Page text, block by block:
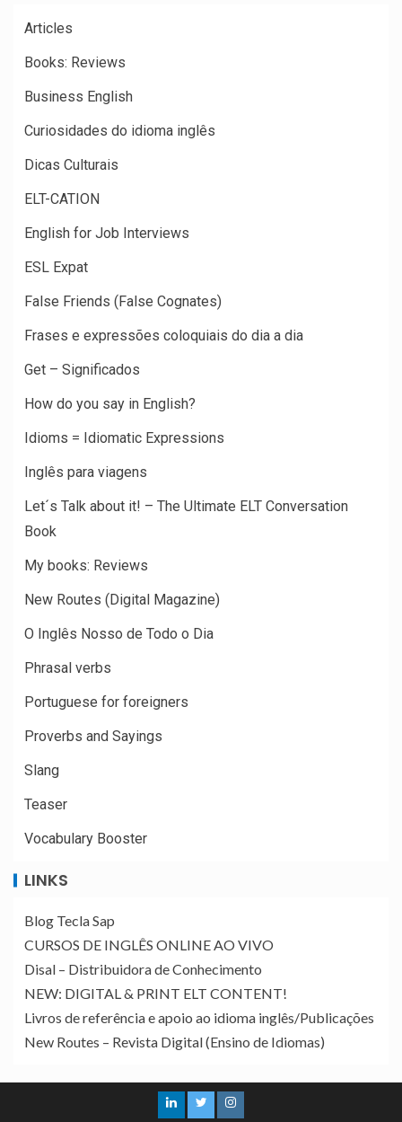
Articles
Books: Reviews
Business English
Curiosidades do idioma inglês
Dicas Culturais
ELT-CATION
English for Job Interviews
ESL Expat
False Friends (False Cognates)
Frases e expressões coloquiais do dia a dia
Get – Significados
How do you say in English?
Idioms = Idiomatic Expressions
Inglês para viagens
Let´s Talk about it! – The Ultimate ELT Conversation
Book
My books: Reviews
New Routes (Digital Magazine)
O Inglês Nosso de Todo o Dia
Phrasal verbs
Portuguese for foreigners
Proverbs and Sayings
Slang
Teaser
Vocabulary Booster
LINKS
Blog Tecla Sap
CURSOS DE INGLÊS ONLINE AO VIVO
Disal – Distribuidora de Conhecimento
NEW: DIGITAL & PRINT ELT CONTENT!
Livros de referência e apoio ao idioma inglês/Publicações
New Routes – Revista Digital (Ensino de Idiomas)